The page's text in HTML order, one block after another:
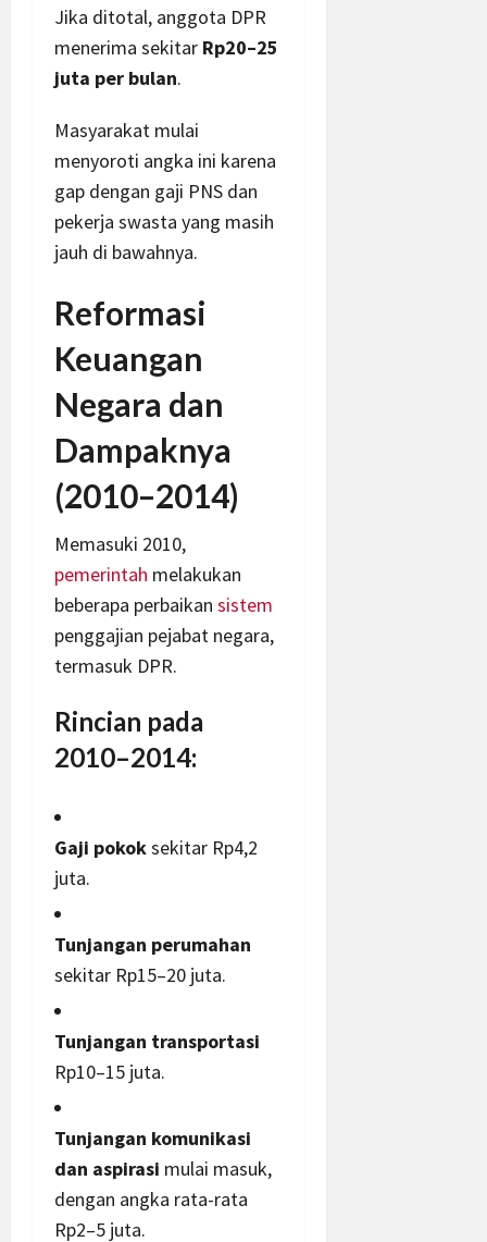
Jika ditotal, anggota DPR
menerima sekitar Rp20–25
juta per bulan.
Masyarakat mulai
menyoroti angka ini karena
gap dengan gaji PNS dan
pekerja swasta yang masih
jauh di bawahnya.
Reformasi
Keuangan
Negara dan
Dampaknya
(2010–2014)
Memasuki 2010,
pemerintah melakukan
beberapa perbaikan sistem
penggajian pejabat negara,
termasuk DPR.
Rincian pada
2010–2014:
Gaji pokoksekitar Rp4,2
juta.
Tunjangan perumahan
sekitar Rp15–20 juta.
Tunjangan transportasi
Rp10–15 juta.
Tunjangan komunikasi
dan aspirasi mulai masuk,
dengan angka rata-rata
Rp2–5 juta.